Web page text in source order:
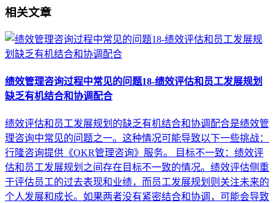
相关文章
绩效管理咨询过程中常见的问题18-绩效评估和员工发展规划
缺乏有机结合和协调配合
绩效评估和员工发展规划的缺乏有机结合和协调配合是绩效管
理咨询中常见的问题之一。这种情况可能导致以下一些挑战：
行隆咨询提供《OKR管理咨询》服务。 目标不一致：绩效评
估和员工发展规划之间存在目标不一致的情况。绩效评估侧重
于评估员工的过去表现和业绩，而员工发展规划则关注未来的
个人发展和成长。如果两者没有紧密结合和协调，可能会导致